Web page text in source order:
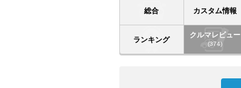
総合 カスタム情報
ランキング
クルマレビュー
(374)